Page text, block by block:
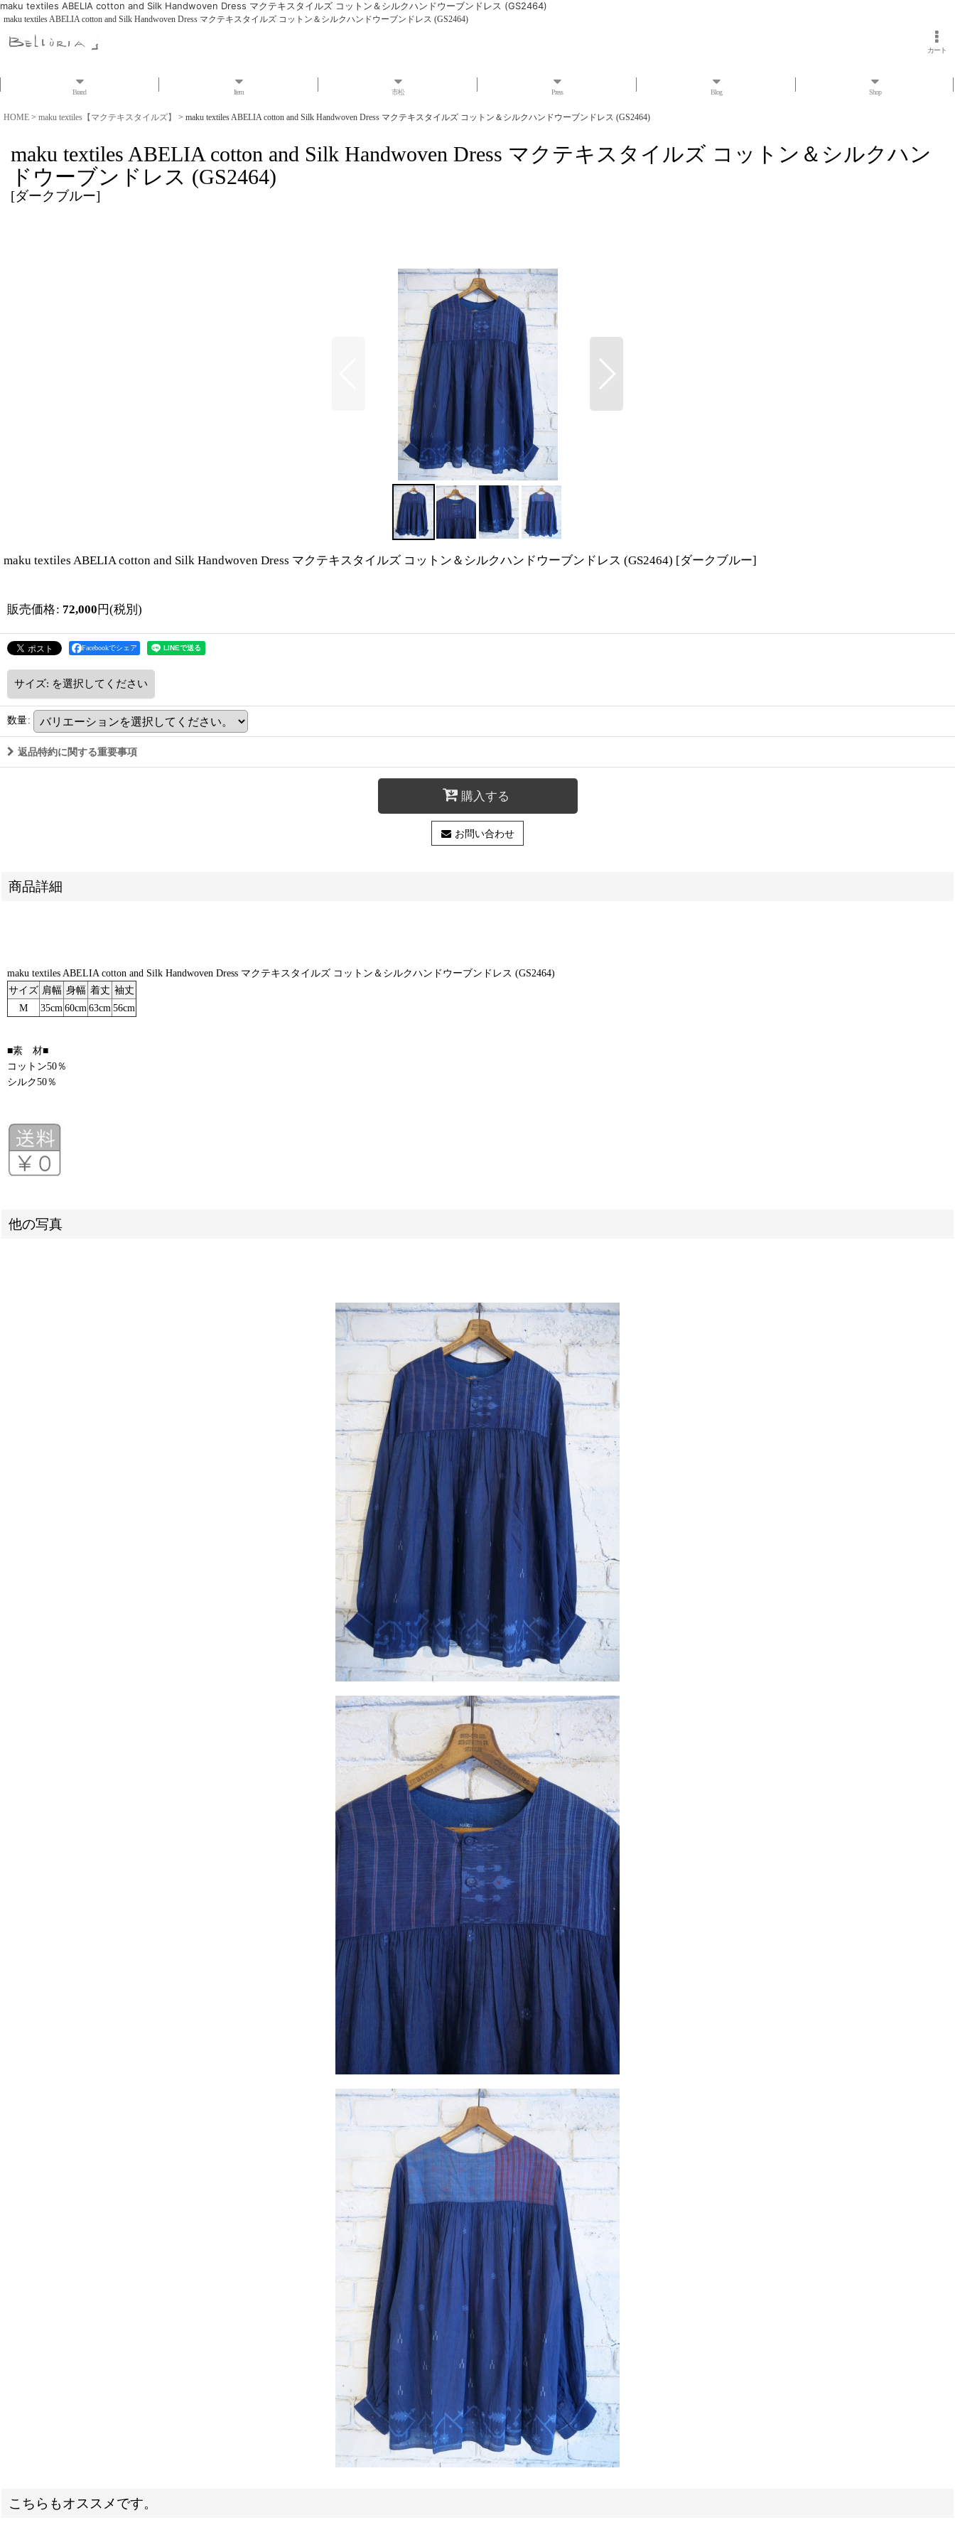
maku textiles ABELIA cotton and Silk Handwoven Dress マクテキスタイルズ コットン＆シルクハンドウーブンドレス (GS2464)
maku textiles ABELIA cotton and Silk Handwoven Dress マクテキスタイルズ コットン＆シルクハンドウーブンドレス (GS2464)
カート
Brand Item 市松 Press Blog Shop
HOME > maku textiles【マクテキスタイルズ】 > maku textiles ABELIA cotton and Silk Handwoven Dress マクテキスタイルズ コットン＆シルクハンドウーブンドレス (GS2464)
maku textiles ABELIA cotton and Silk Handwoven Dress マクテキスタイルズ コットン＆シルクハン
ドウーブンドレス (GS2464)
[ダークブルー]
maku textiles ABELIA cotton and Silk Handwoven Dress マクテキスタイルズ コットン＆シルクハンドウーブンドレス (GS2464) [ダークブルー]
販売価格: 72,000 円(税別)
Facebookでシェア
サイズ: を選択してください
数量:
返品特約に関する重要事項
購入する
お問い合わせ
商品詳細
maku textiles ABELIA cotton and Silk Handwoven Dress マクテキスタイルズ コットン＆シルクハンドウーブンドレス (GS2464)
サイズ 肩幅 身幅 着丈 袖丈
M
35cm 60cm 63cm 56cm
■素 材■
コットン50％
シルク50％
他の写真
こちらもオススメです。